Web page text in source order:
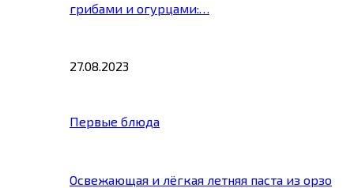
грибами и огурцами:…
27.08.2023
Первые блюда
Освежающая и лёгкая летняя паста из орзо